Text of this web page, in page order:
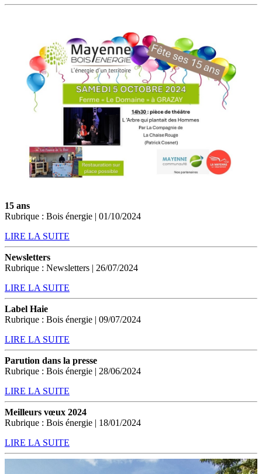
15 ans
Rubrique : Bois énergie | 01/10/2024
LIRE LA SUITE
Newsletters
Rubrique : Newsletters | 26/07/2024
LIRE LA SUITE
Label Haie
Rubrique : Bois énergie | 09/07/2024
LIRE LA SUITE
Parution dans la presse
Rubrique : Bois énergie | 28/06/2024
LIRE LA SUITE
Meilleurs vœux 2024
Rubrique : Bois énergie | 18/01/2024
LIRE LA SUITE